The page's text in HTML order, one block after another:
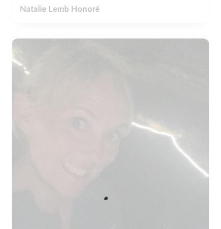
Natalie Lemb Honoré